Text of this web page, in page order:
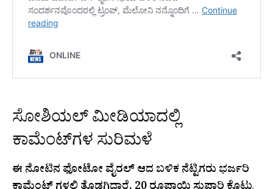
ಸೋಶಿಯಲ್ ಮೀಡಿಯಾದಲ್ಲಿ
ಕಾಮೆಂಟ್‌ಗಳ ಸುರಿಮಳೆ
ಈ ನೋಟಿನ ಫೋಟೋ ವೈರಲ್ ಆದ ಬಳಿಕ ನೆಟ್ಟಿಗರು ಭರ್ಜರಿ